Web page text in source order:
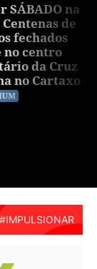
SÁBADO na
de
fechados
no centro
da Cruz
no Cartaxo